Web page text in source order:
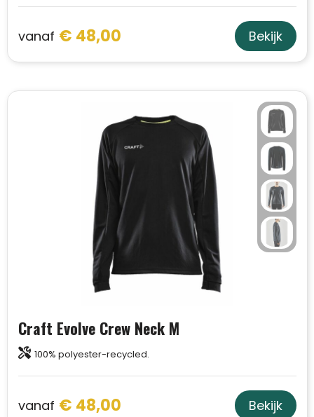
vanaf € 48,00 Bekijk
Craft Evolve Crew Neck M
100% polyester-recycled.
vanaf € 48,00 Bekijk